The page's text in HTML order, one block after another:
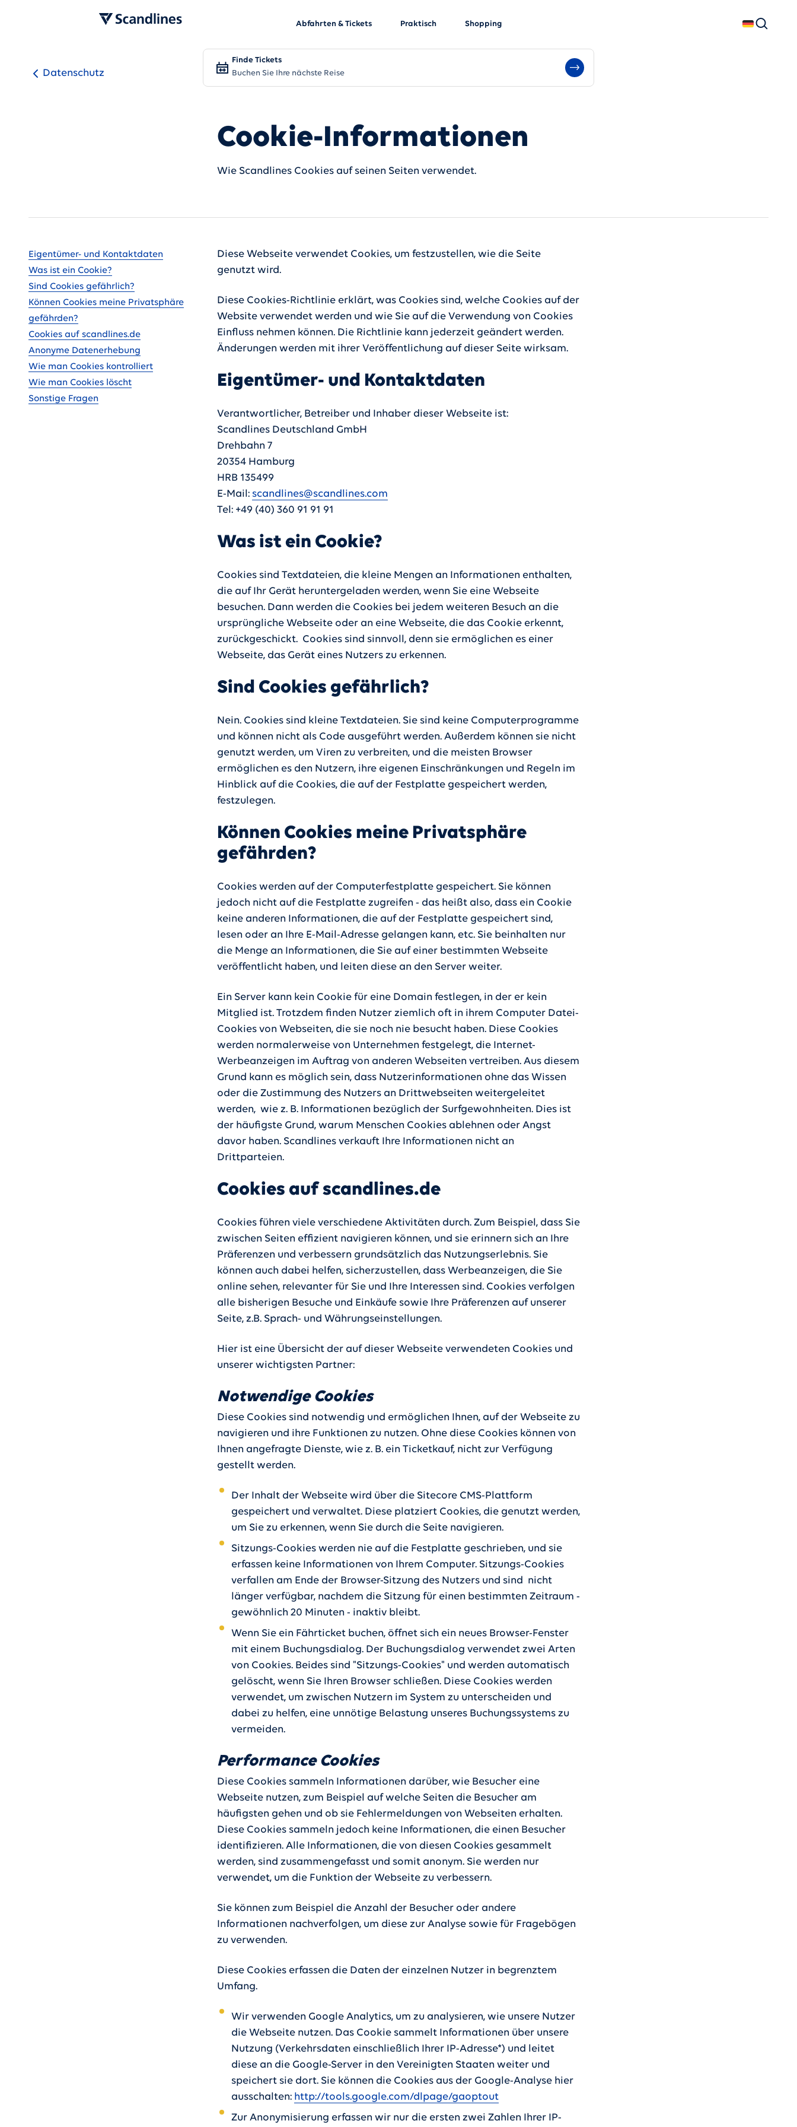
Abfahrten & Tickets Praktisch Shopping
DeutschSuchen
Finde Tickets
Buchen Sie Ihre nächste Reise
Datenschutz
Cookie-Informationen
Wie Scandlines Cookies auf seinen Seiten verwendet.
Gehe zu
Eigentümer- und Kontaktdaten
Was ist ein Cookie?
Sind Cookies gefährlich?
Können Cookies meine Privatsphäre
gefährden?
Cookies auf scandlines.de
Anonyme Datenerhebung
Wie man Cookies kontrolliert
Wie man Cookies löscht
Sonstige Fragen
Diese Webseite verwendet Cookies, um festzustellen, wie die Seite
genutzt wird.
Diese Cookies-Richtlinie erklärt, was Cookies sind, welche Cookies auf der
Website verwendet werden und wie Sie auf die Verwendung von Cookies
Einfluss nehmen können. Die Richtlinie kann jederzeit geändert werden.
Änderungen werden mit ihrer Veröffentlichung auf dieser Seite wirksam.
Eigentümer- und Kontaktdaten
Verantwortlicher, Betreiber und Inhaber dieser Webseite ist:
Scandlines Deutschland GmbH
Drehbahn 7
20354 Hamburg
HRB 135499
E-Mail: scandlines@scandlines.com
Tel: +49 (40) 360 91 91 91
Was ist ein Cookie?
Cookies sind Textdateien, die kleine Mengen an Informationen enthalten,
die auf Ihr Gerät heruntergeladen werden, wenn Sie eine Webseite
besuchen. Dann werden die Cookies bei jedem weiteren Besuch an die
ursprüngliche Webseite oder an eine Webseite, die das Cookie erkennt,
zurückgeschickt. Cookies sind sinnvoll, denn sie ermöglichen es einer
Webseite, das Gerät eines Nutzers zu erkennen.
Sind Cookies gefährlich?
Nein. Cookies sind kleine Textdateien. Sie sind keine Computerprogramme
und können nicht als Code ausgeführt werden. Außerdem können sie nicht
genutzt werden, um Viren zu verbreiten, und die meisten Browser
ermöglichen es den Nutzern, ihre eigenen Einschränkungen und Regeln im
Hinblick auf die Cookies, die auf der Festplatte gespeichert werden,
festzulegen.
Können Cookies meine Privatsphäre
gefährden?
Cookies werden auf der Computerfestplatte gespeichert. Sie können
jedoch nicht auf die Festplatte zugreifen - das heißt also, dass ein Cookie
keine anderen Informationen, die auf der Festplatte gespeichert sind,
lesen oder an Ihre E-Mail-Adresse gelangen kann, etc. Sie beinhalten nur
die Menge an Informationen, die Sie auf einer bestimmten Webseite
veröffentlicht haben, und leiten diese an den Server weiter.
Ein Server kann kein Cookie für eine Domain festlegen, in der er kein
Mitglied ist. Trotzdem finden Nutzer ziemlich oft in ihrem Computer Datei-
Cookies von Webseiten, die sie noch nie besucht haben. Diese Cookies
werden normalerweise von Unternehmen festgelegt, die Internet-
Werbeanzeigen im Auftrag von anderen Webseiten vertreiben. Aus diesem
Grund kann es möglich sein, dass Nutzerinformationen ohne das Wissen
oder die Zustimmung des Nutzers an Drittwebseiten weitergeleitet
werden, wie z. B. Informationen bezüglich der Surfgewohnheiten. Dies ist
der häufigste Grund, warum Menschen Cookies ablehnen oder Angst
davor haben. Scandlines verkauft Ihre Informationen nicht an
Drittparteien.
Cookies auf scandlines.de
Cookies führen viele verschiedene Aktivitäten durch. Zum Beispiel, dass Sie
zwischen Seiten effizient navigieren können, und sie erinnern sich an Ihre
Präferenzen und verbessern grundsätzlich das Nutzungserlebnis. Sie
können auch dabei helfen, sicherzustellen, dass Werbeanzeigen, die Sie
online sehen, relevanter für Sie und Ihre Interessen sind. Cookies verfolgen
alle bisherigen Besuche und Einkäufe sowie Ihre Präferenzen auf unserer
Seite, z.B. Sprach- und Währungseinstellungen.
Hier ist eine Übersicht der auf dieser Webseite verwendeten Cookies und
unserer wichtigsten Partner:
Notwendige Cookies
Diese Cookies sind notwendig und ermöglichen Ihnen, auf der Webseite zu
navigieren und ihre Funktionen zu nutzen. Ohne diese Cookies können von
Ihnen angefragte Dienste, wie z. B. ein Ticketkauf, nicht zur Verfügung
gestellt werden.
Der Inhalt der Webseite wird über die Sitecore CMS-Plattform
gespeichert und verwaltet. Diese platziert Cookies, die genutzt werden,
um Sie zu erkennen, wenn Sie durch die Seite navigieren.
Sitzungs-Cookies werden nie auf die Festplatte geschrieben, und sie
erfassen keine Informationen von Ihrem Computer. Sitzungs-Cookies
verfallen am Ende der Browser-Sitzung des Nutzers und sind nicht
länger verfügbar, nachdem die Sitzung für einen bestimmten Zeitraum -
gewöhnlich 20 Minuten - inaktiv bleibt.
Wenn Sie ein Fährticket buchen, öffnet sich ein neues Browser-Fenster
mit einem Buchungsdialog. Der Buchungsdialog verwendet zwei Arten
von Cookies. Beides sind "Sitzungs-Cookies" und werden automatisch
gelöscht, wenn Sie Ihren Browser schließen. Diese Cookies werden
verwendet, um zwischen Nutzern im System zu unterscheiden und
dabei zu helfen, eine unnötige Belastung unseres Buchungssystems zu
vermeiden.
Performance Cookies
Diese Cookies sammeln Informationen darüber, wie Besucher eine
Webseite nutzen, zum Beispiel auf welche Seiten die Besucher am
häufigsten gehen und ob sie Fehlermeldungen von Webseiten erhalten.
Diese Cookies sammeln jedoch keine Informationen, die einen Besucher
identifizieren. Alle Informationen, die von diesen Cookies gesammelt
werden, sind zusammengefasst und somit anonym. Sie werden nur
verwendet, um die Funktion der Webseite zu verbessern.
Sie können zum Beispiel die Anzahl der Besucher oder andere
Informationen nachverfolgen, um diese zur Analyse sowie für Fragebögen
zu verwenden.
Diese Cookies erfassen die Daten der einzelnen Nutzer in begrenztem
Umfang.
Wir verwenden Google Analytics, um zu analysieren, wie unsere Nutzer
die Webseite nutzen. Das Cookie sammelt Informationen über unsere
Nutzung (Verkehrsdaten einschließlich Ihrer IP-Adresse*) und leitet
diese an die Google-Server in den Vereinigten Staaten weiter und
speichert sie dort. Sie können die Cookies aus der Google-Analyse hier
ausschalten: http://tools.google.com/dlpage/gaoptout
Zur Anonymisierung erfassen wir nur die ersten zwei Zahlen Ihrer IP-